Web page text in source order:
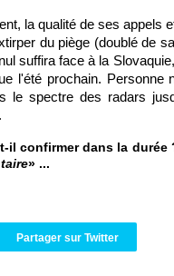
la qualité de ses appels
du piège (doublé de
suffira face à la
l'été prochain. Personne
le spectre des radars
il confirmer dans la durée
» ...
Partager sur Twitter